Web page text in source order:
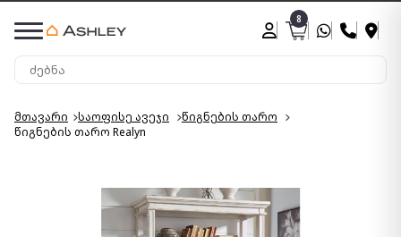
8
მთავარი საოფისე ავეჯი
წიგნების თარო
წიგნების თარო Realyn